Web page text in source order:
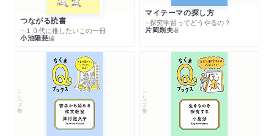
つながる読書
─１０代に推したいこの一冊
小池陽慈編
マイテーマの探し方
─探究学習ってどうやるの？
片岡則夫著
シリーズ・全集 シリーズ・全集